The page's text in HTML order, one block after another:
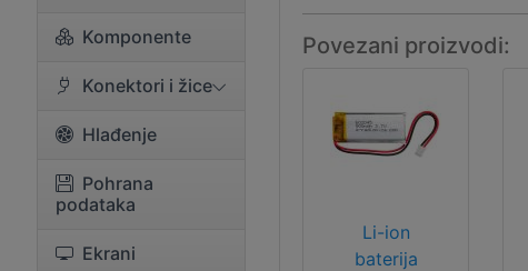
Komponente
Konektori i žice
Hlađenje
Pohrana
podataka
Ekrani
Povezani proizvodi:
Li-ion
baterija